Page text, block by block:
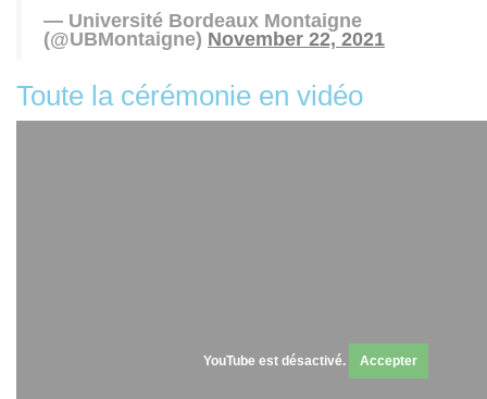
— Université Bordeaux Montaigne
(@UBMontaigne) November 22, 2021
Toute la cérémonie en vidéo
YouTube est désactivé. Accepter